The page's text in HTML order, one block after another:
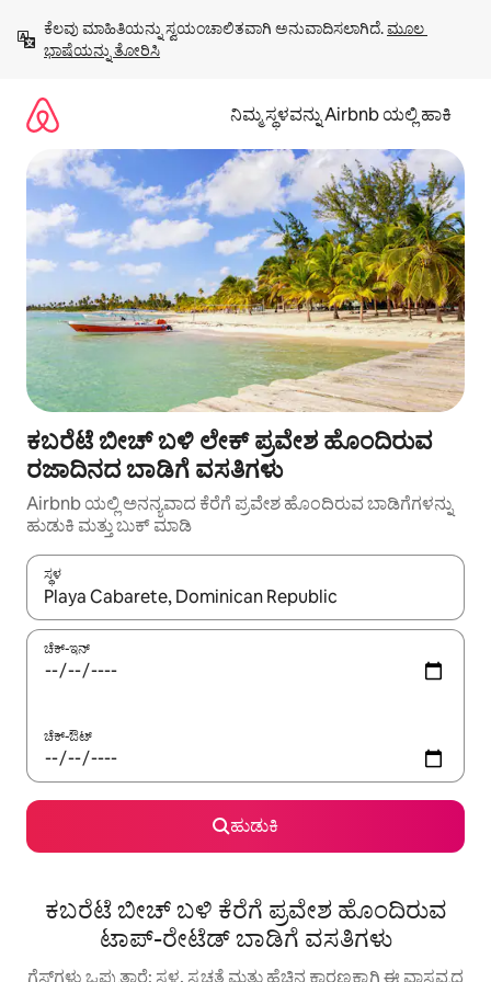
ಹೋಗಿ
ಕೆಲವು ಮಾಹಿತಿಯನ್ನು ಸ್ವಯಂಚಾಲಿತವಾಗಿ ಅನುವಾದಿಸಲಾಗಿದೆ. ಮೂಲ
ಭಾಷೆಯನ್ನು ತೋರಿಸಿ
ನಿಮ್ಮ ಸ್ಥಳವನ್ನು Airbnb ಯಲ್ಲಿ ಹಾಕಿ
ಕಬರೆಟೆ ಬೀಚ್ ಬಳಿ ಲೇಕ್ ಪ್ರವೇಶ ಹೊಂದಿರುವ
ರಜಾದಿನದ ಬಾಡಿಗೆ ವಸತಿಗಳು
Airbnb ಯಲ್ಲಿ ಅನನ್ಯವಾದ ಕೆರೆಗೆ ಪ್ರವೇಶ ಹೊಂದಿರುವ ಬಾಡಿಗೆಗಳನ್ನು
ಹುಡುಕಿ ಮತ್ತು ಬುಕ್ ಮಾಡಿ
ಸ್ಥಳ
ಫಲಿತಾಂಶಗಳು ಲಭ್ಯವಿರುವಾಗ, ಅಪ್ ಮತ್ತು ಡೌನ್ ಬಾಣದ ಕೀಲಿಗಳೊಂದಿಗೆ
ಚೆಕ್-ಇನ್
ಚೆಕ್-ಔಟ್
ಹುಡುಕಿ
ಕಬರೆಟೆ ಬೀಚ್ ಬಳಿ ಕೆರೆಗೆ ಪ್ರವೇಶ ಹೊಂದಿರುವ
ಟಾಪ್-ರೇಟೆಡ್ ಬಾಡಿಗೆ ವಸತಿಗಳು
ಗೆಸ್ಟ್‌ಗಳು ಒಪ್ಪುತ್ತಾರೆ: ಸ್ಥಳ, ಸ್ವಚ್ಛತೆ ಮತ್ತು ಹೆಚ್ಚಿನ ಕಾರಣಕ್ಕಾಗಿ ಈ ವಾಸ್ತವ್ಯದ